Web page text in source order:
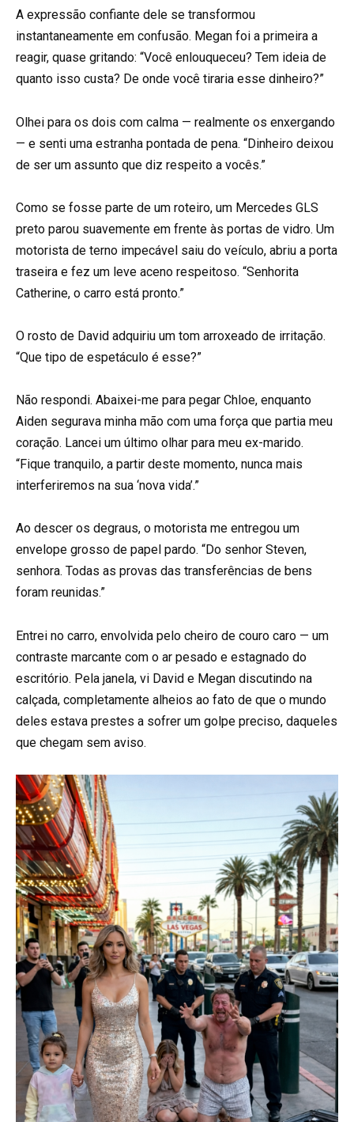
A expressão confiante dele se transformou
instantaneamente em confusão. Megan foi a primeira a
reagir, quase gritando: “Você enlouqueceu? Tem ideia de
quanto isso custa? De onde você tiraria esse dinheiro?”
Olhei para os dois com calma — realmente os enxergando
— e senti uma estranha pontada de pena. “Dinheiro deixou
de ser um assunto que diz respeito a vocês.”
Como se fosse parte de um roteiro, um Mercedes GLS
preto parou suavemente em frente às portas de vidro. Um
motorista de terno impecável saiu do veículo, abriu a porta
traseira e fez um leve aceno respeitoso. “Senhorita
Catherine, o carro está pronto.”
O rosto de David adquiriu um tom arroxeado de irritação.
“Que tipo de espetáculo é esse?”
Não respondi. Abaixei-me para pegar Chloe, enquanto
Aiden segurava minha mão com uma força que partia meu
coração. Lancei um último olhar para meu ex-marido.
“Fique tranquilo, a partir deste momento, nunca mais
interferiremos na sua ‘nova vida’.”
Ao descer os degraus, o motorista me entregou um
envelope grosso de papel pardo. “Do senhor Steven,
senhora. Todas as provas das transferências de bens
foram reunidas.”
Entrei no carro, envolvida pelo cheiro de couro caro — um
contraste marcante com o ar pesado e estagnado do
escritório. Pela janela, vi David e Megan discutindo na
calçada, completamente alheios ao fato de que o mundo
deles estava prestes a sofrer um golpe preciso, daqueles
que chegam sem aviso.